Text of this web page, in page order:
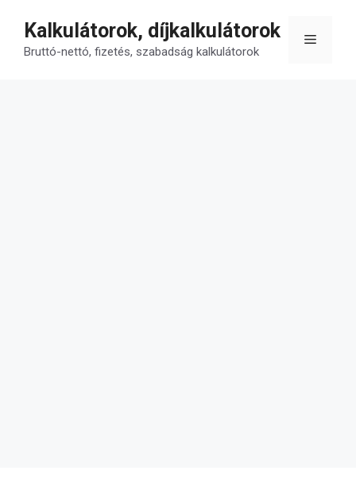
tartalomba
Kalkulátorok, díjkalkulátorok
Bruttó-nettó, fizetés, szabadság kalkulátorok
Menü